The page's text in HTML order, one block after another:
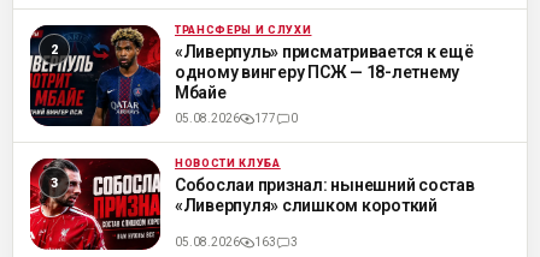
ML ТРАНСФЕРЫ И СЛУХИ
«Ливерпуль» присматривается к ещё
одному вингеру ПСЖ — 18-летнему
Мбайе
05.08.2026 177 0
ML НОВОСТИ КЛУБА
Собослаи признал: нынешний состав
«Ливерпуля» слишком короткий
05.08.2026 163 3